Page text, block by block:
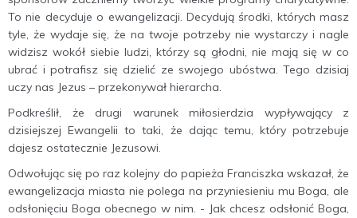
To nie decyduje o ewangelizacji. Decydują środki, których masz
tyle, że wydaje się, że na twoje potrzeby nie wystarczy i nagle
widzisz wokół siebie ludzi, którzy są głodni, nie mają się w co
ubrać i potrafisz się dzielić ze swojego ubóstwa. Tego dzisiaj
uczy nas Jezus – przekonywał hierarcha.
Podkreślił, że drugi warunek miłosierdzia wypływający z
dzisiejszej Ewangelii to taki, że dając temu, który potrzebuje
dajesz ostatecznie Jezusowi.
Odwołując się po raz kolejny do papieża Franciszka wskazał, że
ewangelizacja miasta nie polega na przyniesieniu mu Boga, ale
odsłonięciu Boga obecnego w nim. - Jak chcesz odsłonić Boga,